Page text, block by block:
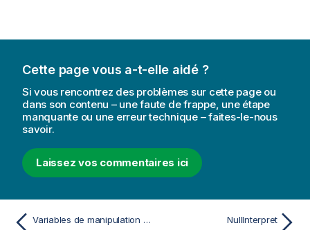
Cette page vous a-t-elle aidé ?
Si vous rencontrez des problèmes sur cette page ou
dans son contenu – une faute de frappe, une étape
manquante ou une erreur technique – faites-le-nous
savoir.
Laissez vos commentaires ici
Variables de manipulation des valeurs NullInterpret